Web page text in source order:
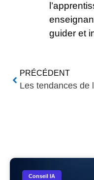
guider et
PRÉCÉDENT
Conseil IA